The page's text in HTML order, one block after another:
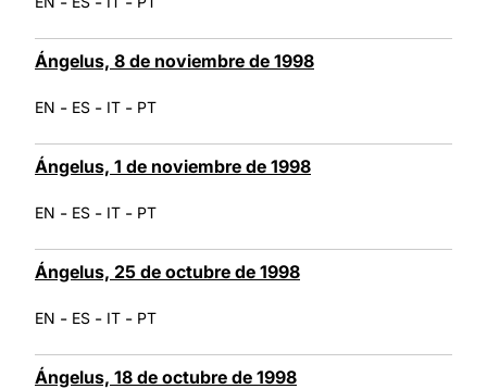
Ángelus, 8 de noviembre de 1998
EN - ES - IT - PT
Ángelus, 1 de noviembre de 1998
EN - ES - IT - PT
Ángelus, 25 de octubre de 1998
EN - ES - IT - PT
Ángelus, 18 de octubre de 1998